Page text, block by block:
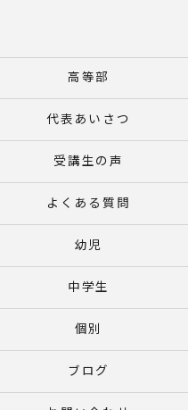
高等部
代表あいさつ
受講生の声
よくある質問
幼児
中学生
個別
ブログ